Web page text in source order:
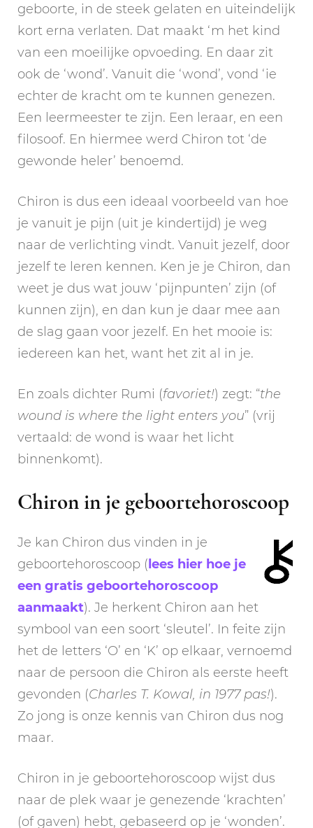
geboorte, in de steek gelaten en uiteindelijk
kort erna verlaten. Dat maakt ‘m het kind
van een moeilijke opvoeding. En daar zit
ook de ‘wond’. Vanuit die ‘wond’, vond ‘ie
echter de kracht om te kunnen genezen.
Een leermeester te zijn. Een leraar, en een
filosoof. En hiermee werd Chiron tot ‘de
gewonde heler’ benoemd.
Chiron is dus een ideaal voorbeeld van hoe
je vanuit je pijn (uit je kindertijd) je weg
naar de verlichting vindt. Vanuit jezelf, door
jezelf te leren kennen. Ken je je Chiron, dan
weet je dus wat jouw ‘pijnpunten’ zijn (of
kunnen zijn), en dan kun je daar mee aan
de slag gaan voor jezelf. En het mooie is:
iedereen kan het, want het zit al in je.
En zoals dichter Rumi (favoriet!) zegt: “the
wound is where the light enters you” (vrij
vertaald: de wond is waar het licht
binnenkomt).
Chiron in je geboortehoroscoop
Je kan Chiron dus vinden in je
geboortehoroscoop ( lees hier hoe je
een gratis geboortehoroscoop
aanmaakt). Je herkent Chiron aan het
symbool van een soort ‘sleutel’. In feite zijn
het de letters ‘O’ en ‘K’ op elkaar, vernoemd
naar de persoon die Chiron als eerste heeft
gevonden (Charles T. Kowal, in 1977 pas!).
Zo jong is onze kennis van Chiron dus nog
maar.
Chiron in je geboortehoroscoop wijst dus
naar de plek waar je genezende ‘krachten’
(of gaven) hebt, gebaseerd op je ‘wonden’.